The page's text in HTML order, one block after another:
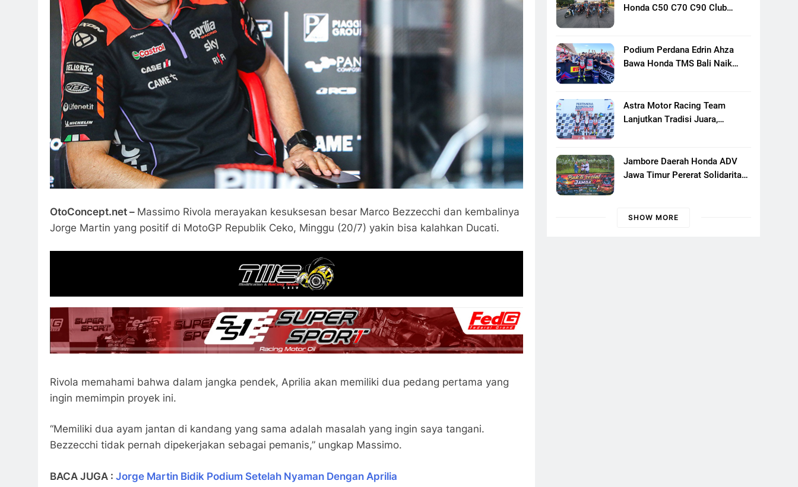
OtoConcept.net – Massimo Rivola merayakan kesuksesan besar Marco Bezzecchi dan kembalinya
Jorge Martin yang positif di MotoGP Republik Ceko, Minggu (20/7) yakin bisa kalahkan Ducati.
Rivola memahami bahwa dalam jangka pendek, Aprilia akan memiliki dua pedang pertama yang
ingin memimpin proyek ini.
“Memiliki dua ayam jantan di kandang yang sama adalah masalah yang ingin saya tangani.
Bezzecchi tidak pernah dipekerjakan sebagai pemanis,” ungkap Massimo.
BACA JUGA : Jorge Martin Bidik Podium Setelah Nyaman Dengan Aprilia
Honda C50 C70 C90 Club
Motor Klasik Honda
Podium Perdana Edrin Ahza
Bawa Honda TMS Bali Naik
Astra Motor Racing Team
Lanjutkan Tradisi Juara,
Putaran Ke 3
Jambore Daerah Honda ADV
Jawa Timur Pererat Solidaritas
Banyuwangi
SHOW MORE